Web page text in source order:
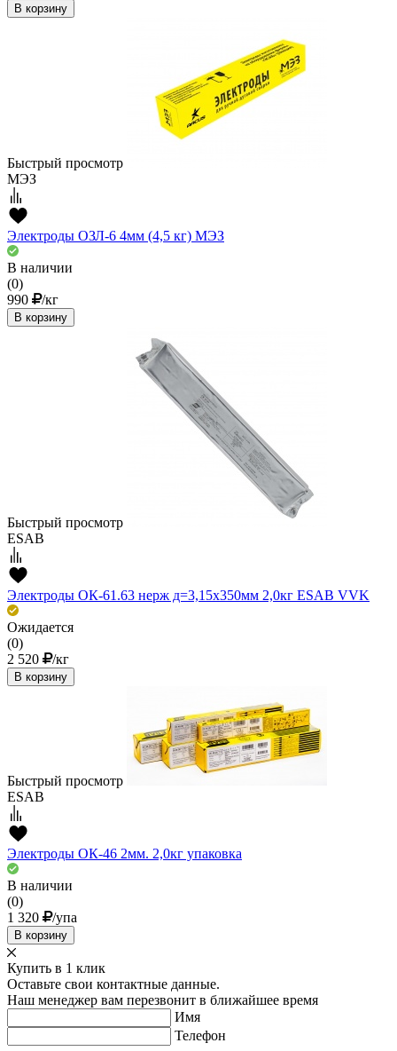
В корзину
Быстрый просмотр
МЭЗ
Электроды ОЗЛ-6 4мм (4,5 кг) МЭЗ
В наличии
(0)
990
/кг
В корзину
Быстрый просмотр
ESAB
Электроды ОК-61.63 нерж д=3,15х350мм 2,0кг ESAB VVK
Ожидается
(0)
2 520
/кг
В корзину
Быстрый просмотр
ESAB
Электроды ОК-46 2мм. 2,0кг упаковка
В наличии
(0)
1 320
/упа
В корзину
Купить в 1 клик
Оставьте свои контактные данные.
Наш менеджер вам перезвонит в ближайшее время
Имя
Телефон